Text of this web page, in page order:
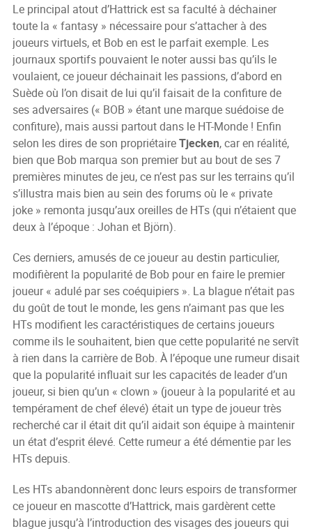
Le principal atout d’Hattrick est sa faculté à déchainer
toute la « fantasy » nécessaire pour s’attacher à des
joueurs virtuels, et Bob en est le parfait exemple. Les
journaux sportifs pouvaient le noter aussi bas qu’ils le
voulaient, ce joueur déchainait les passions, d’abord en
Suède où l’on disait de lui qu’il faisait de la confiture de
ses adversaires (« BOB » étant une marque suédoise de
confiture), mais aussi partout dans le HT-Monde ! Enfin
selon les dires de son propriétaireTjecken, car en réalité,
bien que Bob marqua son premier but au bout de ses 7
premières minutes de jeu, ce n’est pas sur les terrains qu’il
s’illustra mais bien au sein des forums où le « private
joke » remonta jusqu’aux oreilles de HTs (qui n’étaient que
deux à l’époque : Johan et Björn).
Ces derniers, amusés de ce joueur au destin particulier,
modifièrent la popularité de Bob pour en faire le premier
joueur « adulé par ses coéquipiers ». La blague n’était pas
du goût de tout le monde, les gens n’aimant pas que les
HTs modifient les caractéristiques de certains joueurs
comme ils le souhaitent, bien que cette popularité ne servît
à rien dans la carrière de Bob. À l’époque une rumeur disait
que la popularité influait sur les capacités de leader d’un
joueur, si bien qu’un « clown » (joueur à la popularité et au
tempérament de chef élevé) était un type de joueur très
recherché car il était dit qu’il aidait son équipe à maintenir
un état d’esprit élevé. Cette rumeur a été démentie par les
HTs depuis.
Les HTs abandonnèrent donc leurs espoirs de transformer
ce joueur en mascotte d’Hattrick, mais gardèrent cette
blague jusqu’à l’introduction des visages des joueurs qui